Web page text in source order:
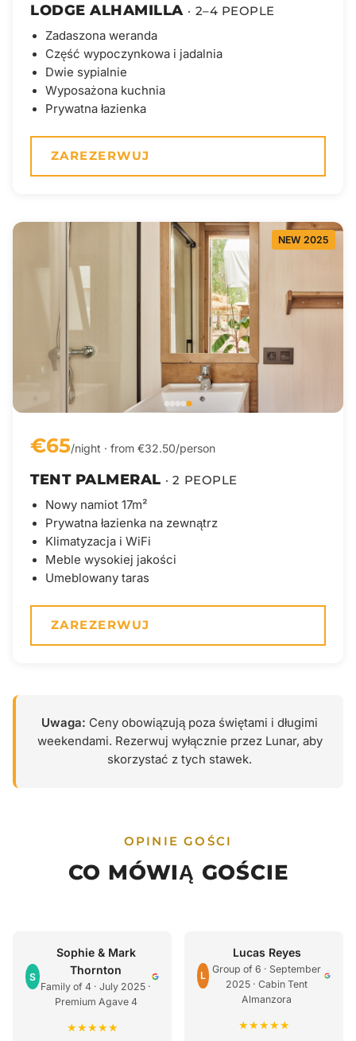
LODGE ALHAMILLA · 2–4 PEOPLE
Zadaszona weranda
Część wypoczynkowa i jadalnia
Dwie sypialnie
Wyposażona kuchnia
Prywatna łazienka
ZAREZERWUJ
NEW 2025
€65/night · from €32.50/person
TENT PALMERAL · 2 PEOPLE
Nowy namiot 17m²
Prywatna łazienka na zewnątrz
Klimatyzacja i WiFi
Meble wysokiej jakości
Umeblowany taras
ZAREZERWUJ
Uwaga: Ceny obowiązują poza świętami i długimi
weekendami. Rezerwuj wyłącznie przez Lunar, aby
skorzystać z tych stawek.
OPINIE GOŚCI
CO MÓWIĄ GOŚCIE
S
Sophie & Mark
Thornton
Family of 4 · July 2025 ·
Premium Agave 4
★★★★★
L
Lucas Reyes
Group of 6 · September
2025 · Cabin Tent
Almanzora
★★★★★